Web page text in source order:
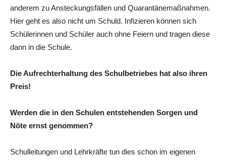
anderem zu Ansteckungsfällen und Quarantänemaßnahmen.
Hier geht es also nicht um Schuld. Infizieren können sich
Schülerinnen und Schüler auch ohne Feiern und tragen diese
dann in die Schule.
Die Aufrechterhaltung des Schulbetriebes hat also ihren
Preis!
Werden die in den Schulen entstehenden Sorgen und
Nöte ernst genommen?
Schulleitungen und Lehrkräfte tun dies schon im eigenen